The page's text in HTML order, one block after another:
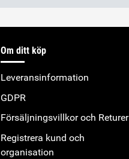
Om ditt köp
Leveransinformation
GDPR
Försäljningsvillkor och Returer
Registrera kund och
organisation